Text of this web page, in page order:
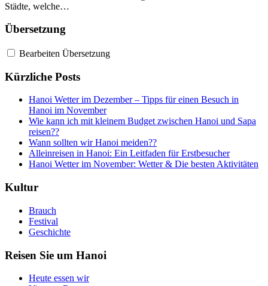
Städte, welche…
Übersetzung
Bearbeiten Übersetzung
Kürzliche Posts
Hanoi Wetter im Dezember – Tipps für einen Besuch in
Hanoi im November
Wie kann ich mit kleinem Budget zwischen Hanoi und Sapa
reisen??
Wann sollten wir Hanoi meiden??
Alleinreisen in Hanoi: Ein Leitfaden für Erstbesucher
Hanoi Wetter im November: Wetter & Die besten Aktivitäten
Kultur
Brauch
Festival
Geschichte
Reisen Sie um Hanoi
Heute essen wir